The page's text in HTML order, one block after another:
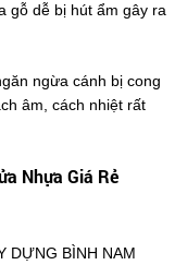
gỗ dễ bị hút ẩm gây ra
ngừa cánh bị cong
âm, cách nhiệt rất
Nhựa Giá Rẻ